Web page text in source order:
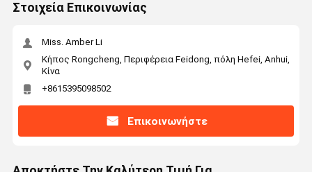
Στοιχεία Επικοινωνίας
Miss. Amber Li
Κήπος Rongcheng, Περιφέρεια Feidong, πόλη Hefei, Anhui,
Κίνα
+8615395098502
Επικοινωνήστε